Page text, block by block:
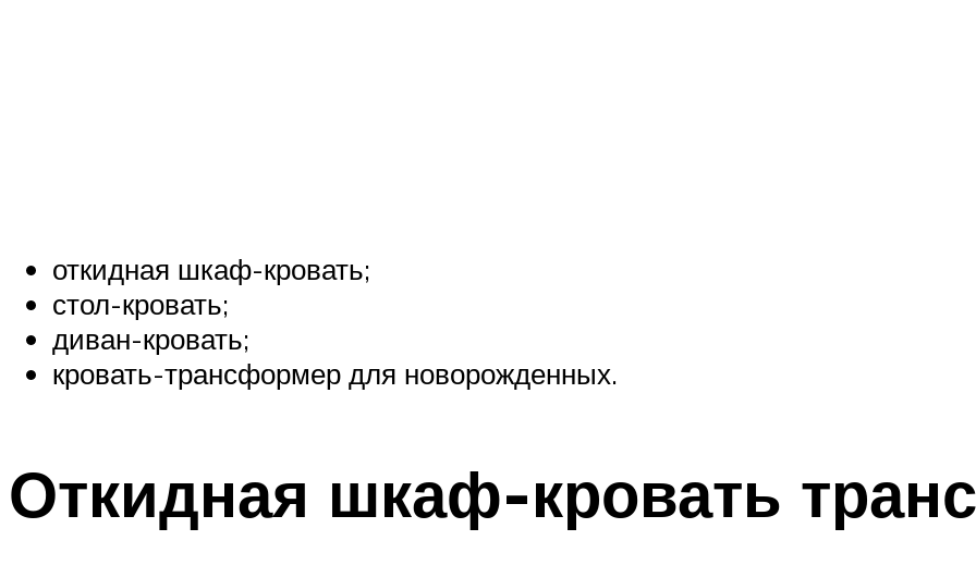
откидная шкаф-кровать;
стол-кровать;
диван-кровать;
кровать-трансформер для новорожденных.
Откидная шкаф-кровать